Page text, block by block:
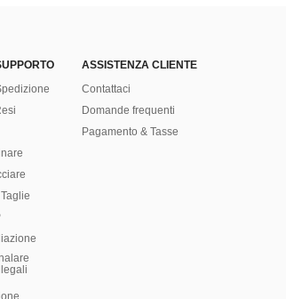
ASSISTENZA CLIENTE
Contattaci
Domande frequenti
Pagamento & Tasse